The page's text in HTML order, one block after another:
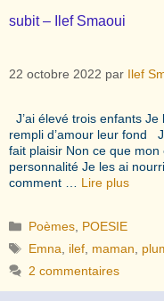
subit – Ilef Smaoui
22 octobre 2022 par Ilef
J’ai élevé trois enfants Je
rempli d’amour leur fond
fait plaisir Non ce que
personnalité Je les ai
comment … Lire plus
Catégories
Poèmes POESIE
Étiquettes
Emna ilef maman
2 commentaires